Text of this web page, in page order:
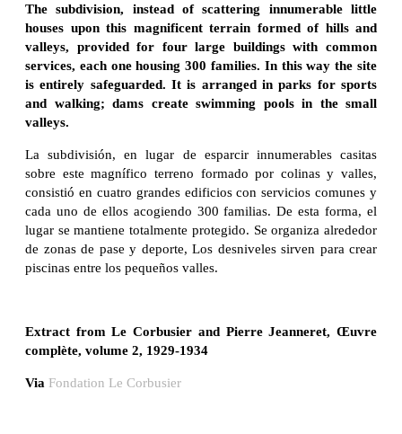
The subdivision, instead of scattering innumerable little
houses upon this magnificent terrain formed of hills and
valleys, provided for four large buildings with common
services, each one housing 300 families. In this way the site
is entirely safeguarded. It is arranged in parks for sports
and walking; dams create swimming pools in the small
valleys.
La subdivisión, en lugar de esparcir innumerables casitas
sobre este magnífico terreno formado por colinas y valles,
consistió en cuatro grandes edificios con servicios comunes y
cada uno de ellos acogiendo 300 familias. De esta forma, el
lugar se mantiene totalmente protegido. Se organiza alrededor
de zonas de pase y deporte, Los desniveles sirven para crear
piscinas entre los pequeños valles.
Extract from Le Corbusier and Pierre Jeanneret, Œuvre
complète, volume 2, 1929-1934
Via Fondation Le Corbusier